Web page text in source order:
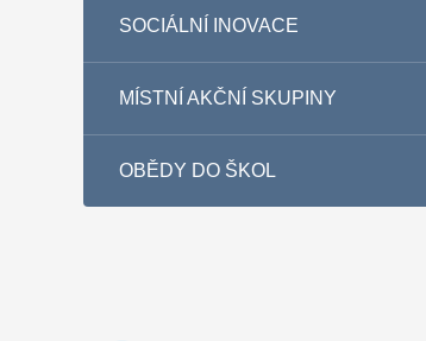
SOCIÁLNÍ INOVACE
MÍSTNÍ AKČNÍ SKUPINY
OBĚDY DO ŠKOL